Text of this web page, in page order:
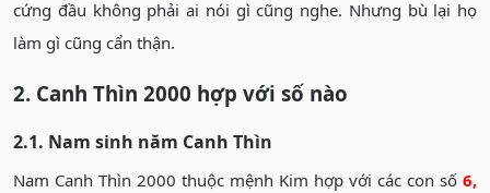
cứng đầu không phải ai nói gì cũng nghe. Nhưng bù lại họ
làm gì cũng cẩn thận.
2. Canh Thìn 2000 hợp với số nào
2.1. Nam sinh năm Canh Thìn
Nam Canh Thìn 2000 thuộc mệnh Kim hợp với các con số 6,